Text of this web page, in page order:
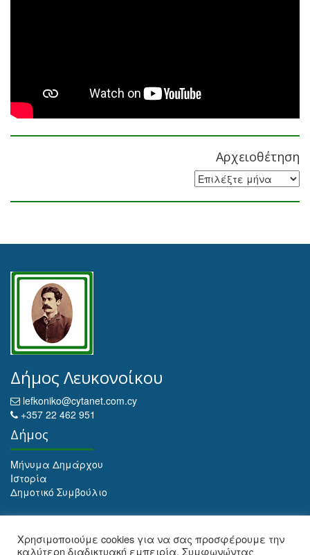
Αρχειοθέτηση
Αρχειοθέτηση
Δήμος Λευκονοίκου
lefkoniko@cytanet.com.cy
+357 22 462 951
Δήμος
Μήνυμα Δημάρχου
Ιστορία
Δημοτικό Συμβούλιο
Αρχειοθέτηση
Χρησιμοποιούμε cookies για να σας προσφέρουμε την
καλύτερη διαδικτυακή εμπειρία. Συμφωνώντας